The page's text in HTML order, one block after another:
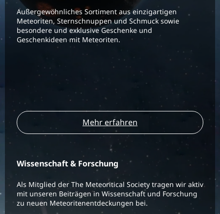
Außergewöhnliches Sortiment aus einzigartigen
Meteoriten, Sternschnuppen und Schmuck sowie
besondere und exklusive Geschenke und
Geschenkideen mit Meteoriten.
Mehr erfahren
Wissenschaft & Forschung
Als Mitglied der The Meteoritical Society tragen wir aktiv
mit unseren Beiträgen in Wissenschaft und Forschung
zu neuen Meteoritenentdeckungen bei.